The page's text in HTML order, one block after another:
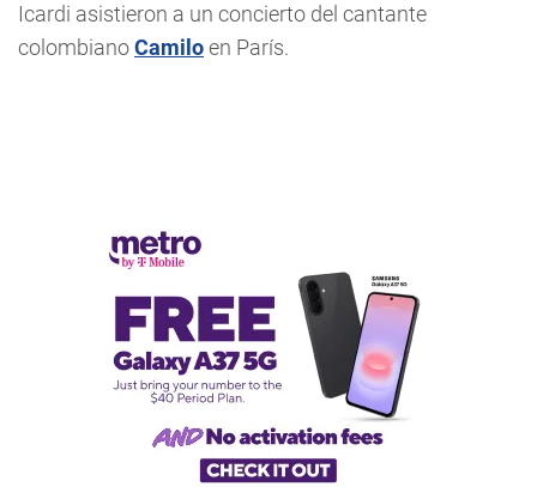
Icardi asistieron a un concierto del cantante
colombianoCamiloen París.